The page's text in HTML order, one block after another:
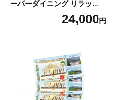
ーパーダイニング リラッサ
ランチブッフェ お食事券 大
人1名様分 関東 東京 ご利用
24,000円